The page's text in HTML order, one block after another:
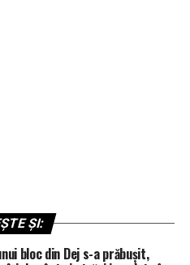
ȘI:
bloc din Dej s-a prăbușit,